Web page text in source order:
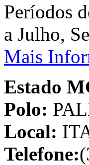
Períodos
a Julho,
Mais
Estado
Polo:
Local:
Telefone: